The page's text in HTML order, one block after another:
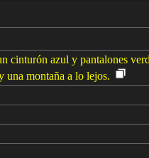
cinturón azul y pantalones
una montaña a lo lejos.